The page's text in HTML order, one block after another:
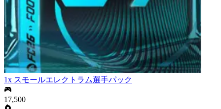
1x スモールエレクトラム選手パック
17,500